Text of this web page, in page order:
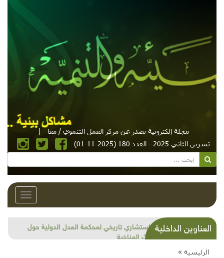
مجلة إلكترونية تصدر عن مركز العمل التنموي / معاً
|
تشرين الثاني 2025 - العدد 180 (2025-11-01)
Toggle
العناوين الداخليةشذرات بيئية وتنموية...بنية تحتية وحلويات قبيحة
وحاكورة ونوبل وزيتون و"سيباط"
الرئيسية »